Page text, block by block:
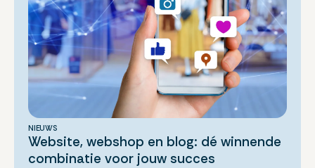
NIEUWS
Website, webshop en blog: dé winnende
combinatie voor jouw succes